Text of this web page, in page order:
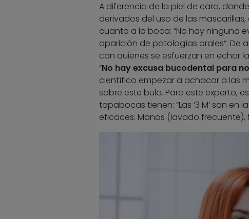
A diferencia de la piel de cara,
derivados del uso de las
cuanto a la boca: “No hay ninguna
aparición de patologías orales”. De
con quienes se esfuerzan en echar
“No hay excusa bucodental para
científico empezar a achacar a las
sobre este bulo. Para este experto,
tapabocas tienen: “Las ‘3 M’ son
eficaces: Manos (lavado frecuente),